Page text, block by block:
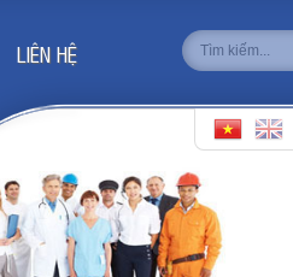
LIÊN HỆ